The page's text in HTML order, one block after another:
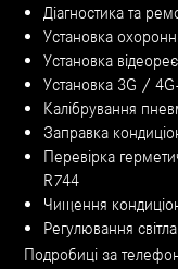
Діагностика та
Установка
Установка
Установка 3G /
Калібрування
Заправка
Перевірка
R744
Чищення
Регулювання
Подробиці за